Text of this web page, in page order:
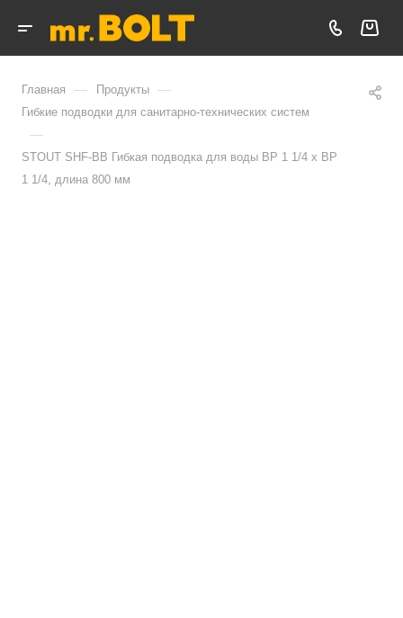
Главная — Продукты —
Гибкие подводки для санитарно-технических систем
—
STOUT SHF-ВВ Гибкая подводка для воды ВР 1 1/4 х ВР
1 1/4, длина 800 мм